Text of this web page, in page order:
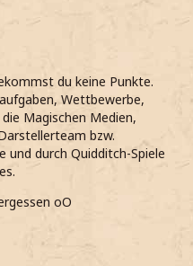
du keine Punkte.
Wettbewerbe,
Magischen Medien,
bzw.
und durch Quidditch-Spiele
oO